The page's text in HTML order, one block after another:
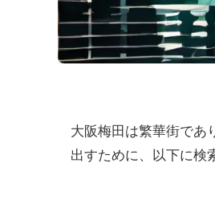
大阪梅田は繁華街であ
出すために、以下に検